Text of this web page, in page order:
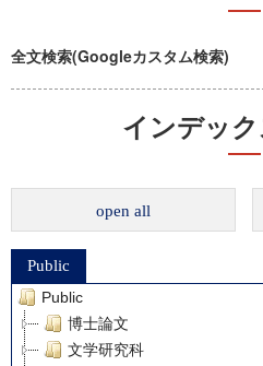
全文検索(Googleカスタム検索)
インデッ
open all
Public
Public
博士論文
文学研究科